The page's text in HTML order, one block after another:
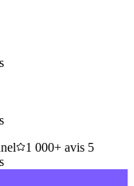
1 000+ avis 5